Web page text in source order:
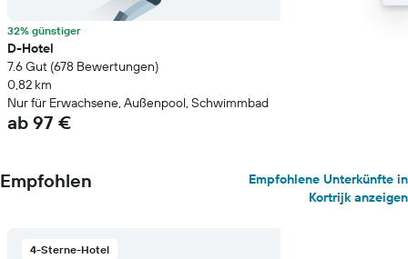
32% günstiger
D-Hotel
7.6 Gut (678 Bewertungen)
0,82 km
Nur für Erwachsene, Außenpool, Schwimmbad
ab 97 €
Empfohlen
Empfohlene Unterkünfte in
Kortrijk anzeigen
4-Sterne-Hotel